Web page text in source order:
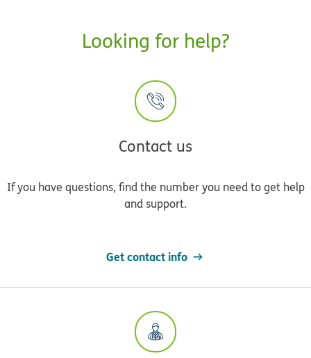
Looking for help?
Contact us
If you have questions, find the number you need to get help
and support.
Get contact info